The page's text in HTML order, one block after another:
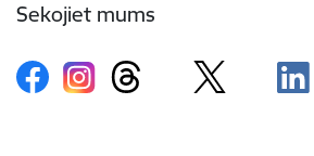
Sekojiet mums